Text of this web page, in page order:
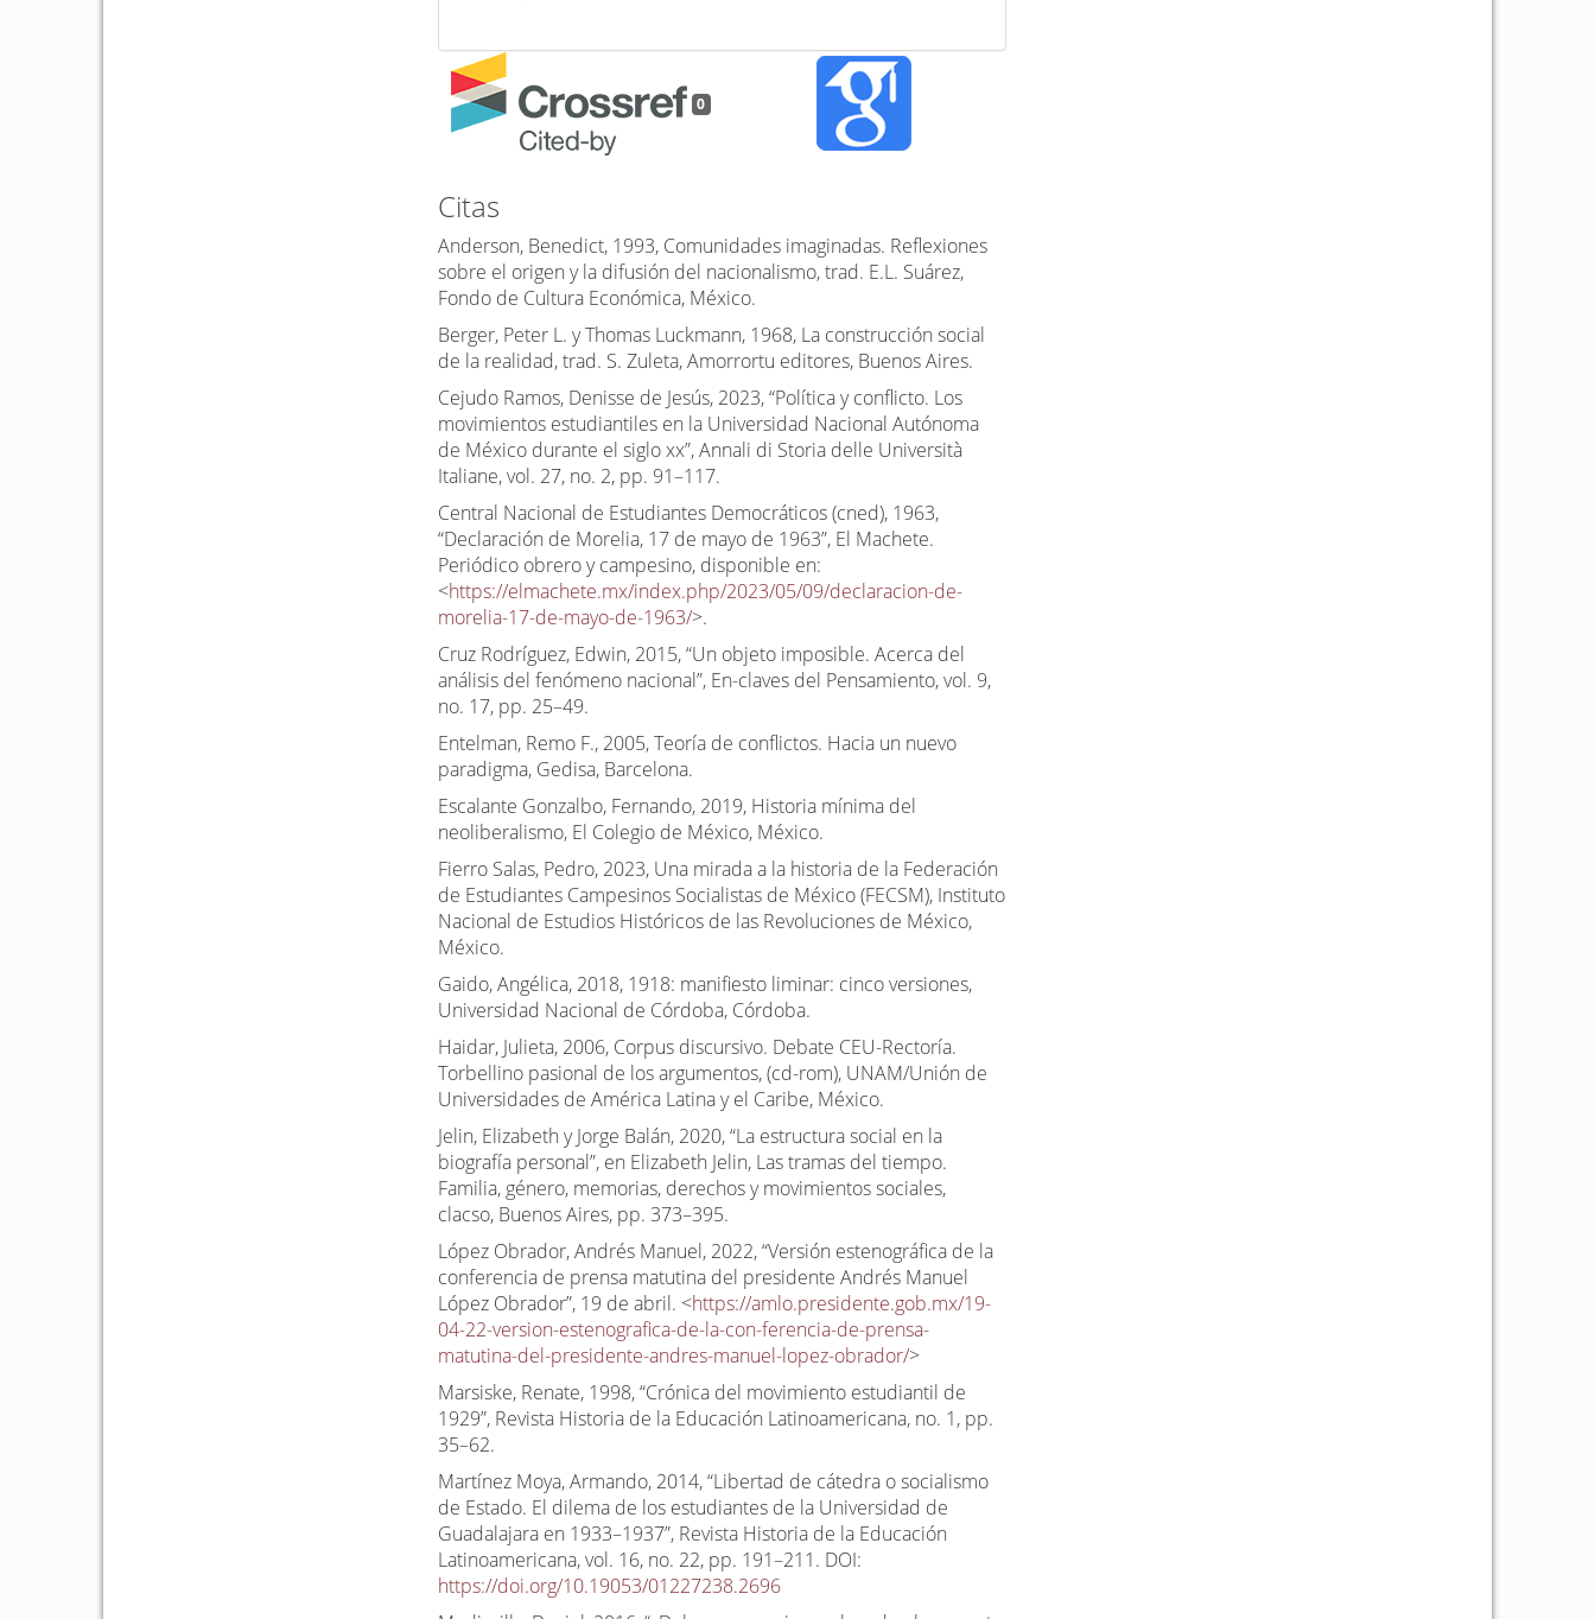
0
Citas
Anderson, Benedict, 1993, Comunidades imaginadas. Reflexiones
sobre el origen y la difusión del nacionalismo, trad. E.L. Suárez,
Fondo de Cultura Económica, México.
Berger, Peter L. y Thomas Luckmann, 1968, La construcción social
de la realidad, trad. S. Zuleta, Amorrortu editores, Buenos Aires.
Cejudo Ramos, Denisse de Jesús, 2023, “Política y conflicto. Los
movimientos estudiantiles en la Universidad Nacional Autónoma
de México durante el siglo xx”, Annali di Storia delle Università
Italiane, vol. 27, no. 2, pp. 91–117.
Central Nacional de Estudiantes Democráticos (cned), 1963,
“Declaración de Morelia, 17 de mayo de 1963”, El Machete.
Periódico obrero y campesino, disponible en:
<https://elmachete.mx/index.php/2023/05/09/declaracion-de-
morelia-17-de-mayo-de-1963/>.
Cruz Rodríguez, Edwin, 2015, “Un objeto imposible. Acerca del
análisis del fenómeno nacional”, En-claves del Pensamiento, vol. 9,
no. 17, pp. 25–49.
Entelman, Remo F., 2005, Teoría de conflictos. Hacia un nuevo
paradigma, Gedisa, Barcelona.
Escalante Gonzalbo, Fernando, 2019, Historia mínima del
neoliberalismo, El Colegio de México, México.
Fierro Salas, Pedro, 2023, Una mirada a la historia de la Federación
de Estudiantes Campesinos Socialistas de México (FECSM), Instituto
Nacional de Estudios Históricos de las Revoluciones de México,
México.
Gaido, Angélica, 2018, 1918: manifiesto liminar: cinco versiones,
Universidad Nacional de Córdoba, Córdoba.
Haidar, Julieta, 2006, Corpus discursivo. Debate CEU-Rectoría.
Torbellino pasional de los argumentos, (cd-rom), UNAM/Unión de
Universidades de América Latina y el Caribe, México.
Jelin, Elizabeth y Jorge Balán, 2020, “La estructura social en la
biografía personal”, en Elizabeth Jelin, Las tramas del tiempo.
Familia, género, memorias, derechos y movimientos sociales,
clacso, Buenos Aires, pp. 373–395.
López Obrador, Andrés Manuel, 2022, “Versión estenográfica de la
conferencia de prensa matutina del presidente Andrés Manuel
López Obrador”, 19 de abril. <https://amlo.presidente.gob.mx/19-
04-22-version-estenografica-de-la-con-ferencia-de-prensa-
matutina-del-presidente-andres-manuel-lopez-obrador/>
Marsiske, Renate, 1998, “Crónica del movimiento estudiantil de
1929”, Revista Historia de la Educación Latinoamericana, no. 1, pp.
35–62.
Martínez Moya, Armando, 2014, “Libertad de cátedra o socialismo
de Estado. El dilema de los estudiantes de la Universidad de
Guadalajara en 1933–1937”, Revista Historia de la Educación
Latinoamericana, vol. 16, no. 22, pp. 191–211. DOI:
https://doi.org/10.19053/01227238.2696